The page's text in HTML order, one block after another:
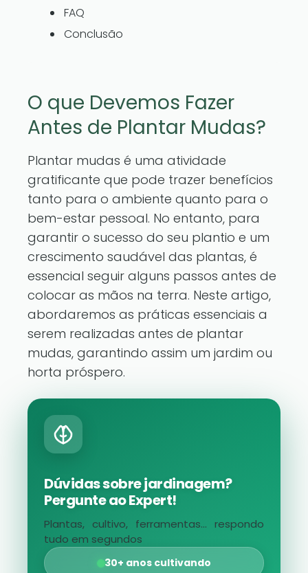
FAQ
Conclusão
O que Devemos Fazer
Antes de Plantar Mudas?
Plantar mudas é uma atividade
gratificante que pode trazer benefícios
tanto para o ambiente quanto para o
bem-estar pessoal. No entanto, para
garantir o sucesso do seu plantio e um
crescimento saudável das plantas, é
essencial seguir alguns passos antes de
colocar as mãos na terra. Neste artigo,
abordaremos as práticas essenciais a
serem realizadas antes de plantar
mudas, garantindo assim um jardim ou
horta próspero.
Dúvidas sobre jardinagem?
Pergunte ao Expert!
Plantas, cultivo, ferramentas... respondo
tudo em segundos
30+ anos cultivando